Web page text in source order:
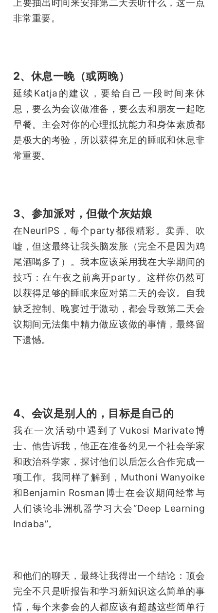
上要抽出时间来安排第二天去听什么，这一点
非常重要。
2、休息一晚（或两晚）
延续Katja的建议，要给自己一段时间来休
息，要么为会议做准备，要么去和朋友一起吃
早餐。主会对你的心理抵抗能力和身体素质都
是极大的考验，所以获得充足的睡眠和休息非
常重要。
3、参加派对，但做个灰姑娘
在NeurIPS，每个party都很精彩。卖弄、吹
嘘，但这最终让我头脑发胀（完全不是因为鸡
尾酒喝多了）。我本应该采用我在大学期间的
技巧：在午夜之前离开party。这样你仍然可
以获得足够的睡眠来应对第二天的会议。自我
缺乏控制、晚宴过于激动，都会导致第二天会
议期间无法集中精力做应该做的事情，最终留
下遗憾。
4、会议是别人的，目标是自己的
我在一次活动中遇到了Vukosi Marivate博
士。他告诉我，他正在准备约见一个社会学家
和政治科学家，探讨他们以后怎么合作完成一
项工作。我同样了解到，Muthoni Wanyoike
和Benjamin Rosman博士在会议期间经常与
人们谈论非洲机器学习大会“Deep Learning
Indaba”。
和他们的聊天，最终让我得出一个结论：顶会
完全不只是听报告和学习新知识这么简单的事
情，每个来参会的人都应该有超越这些简单行